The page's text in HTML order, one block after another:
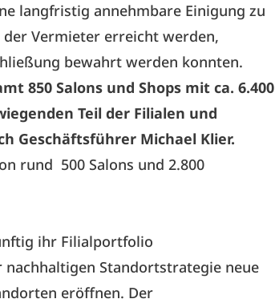
langfristig annehmbare Einigung zu
Vermieter erreicht werden,
bewahrt werden konnten.
850 Salons und Shops mit ca. 6.400
Teil der Filialen und
Geschäftsführer Michael Klier.
rund 500 Salons und 2.800
ihr Filialportfolio
Standortstrategie neue
eröffnen. Der